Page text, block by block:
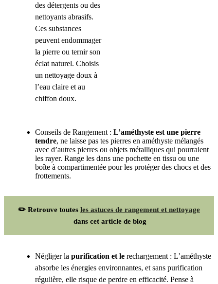
des détergents ou des
nettoyants abrasifs.
Ces substances
peuvent endommager
la pierre ou ternir son
éclat naturel. Choisis
un nettoyage doux à
l’eau claire et au
chiffon doux.
Conseils de Rangement : L’améthyste est une pierre
tendre, ne laisse pas tes pierres en améthyste mélangés
avec d’autres pierres ou objets métalliques qui pourraient
les rayer. Range les dans une pochette en tissu ou une
boîte à compartimentée pour les protéger des chocs et des
frottements.
✏️ Retrouve toutes les astuces de rangement et nettoyage
dans cet article de blog
Négliger la purification et le rechargement : L’améthyste
absorbe les énergies environnantes, et sans purification
régulière, elle risque de perdre en efficacité. Pense à